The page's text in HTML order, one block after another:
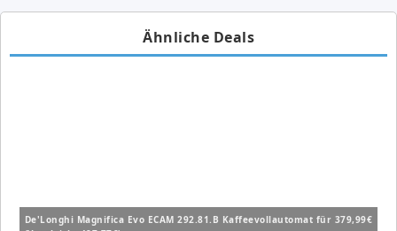
Ähnliche Deals
De'Longhi Magnifica Evo ECAM 292.81.B Kaffeevollautomat für 379,99€